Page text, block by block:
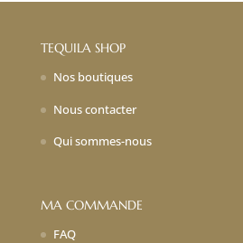
TEQUILA SHOP
Nos boutiques
Nous contacter
Qui sommes-nous
MA COMMANDE
FAQ